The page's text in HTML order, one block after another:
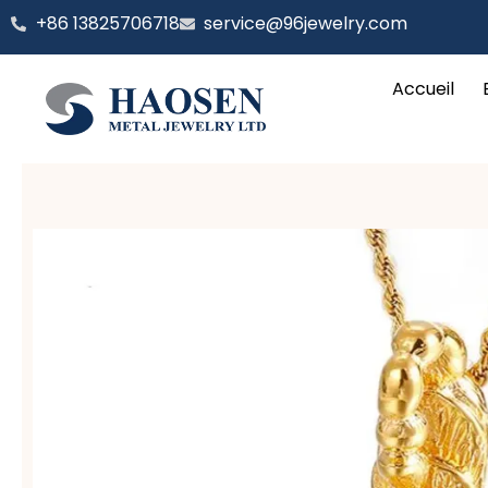
Aller
au
‪+86 13825706718 service@96jewelry.com
Accueil